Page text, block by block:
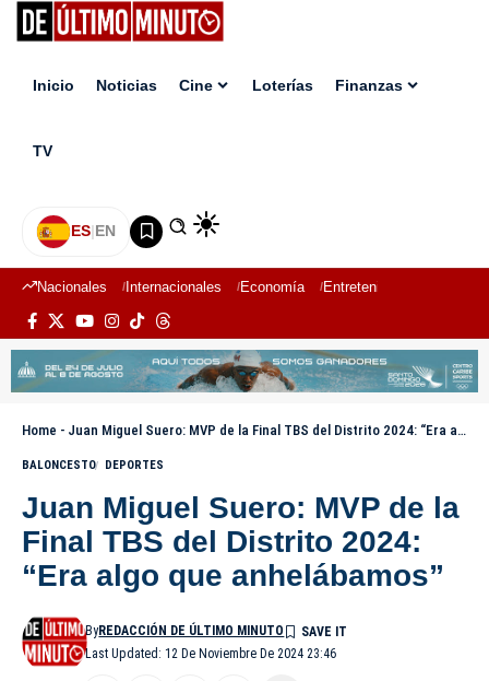
Inicio Noticias Cine Loterías Finanzas
TV
ES|EN
Nacionales Internacionales Economía Entretenimiento
Home - Juan Miguel Suero: MVP de la Final TBS del Distrito 2024: “Era algo que anhelábamos”
BALONCESTO DEPORTES
Juan Miguel Suero: MVP de la
Final TBS del Distrito 2024:
“Era algo que anhelábamos”
Last Updated: 12 De Noviembre De 2024 23:46
ByREDACCIÓN DE ÚLTIMO MINUTO